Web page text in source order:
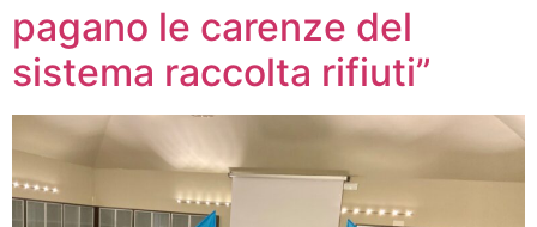
pagano le carenze del
sistema raccolta rifiuti”